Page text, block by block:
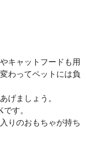
キャットフードも用
わってペットには負
げましょう。
す。
りのおもちゃが持ち